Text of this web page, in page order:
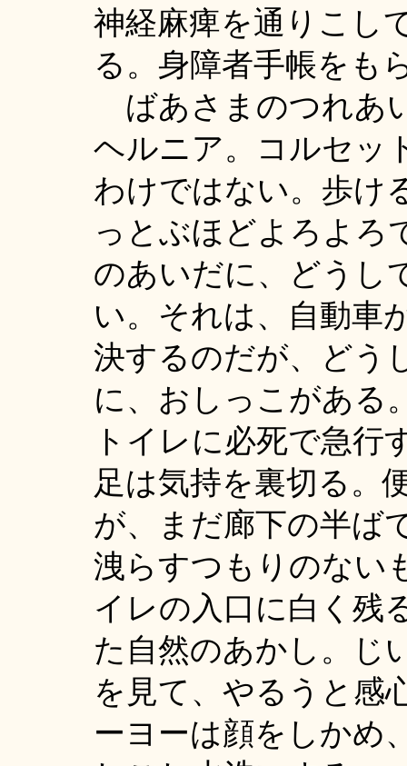
神経麻痺を通りこし
る。身障者手帳をも
ばあさまのつれあ
ヘルニア。コルセッ
わけではない。歩け
っとぶほどよろよろ
のあいだに、どうし
い。それは、自動車
決するのだが、どう
に、おしっこがある
トイレに必死で急行
足は気持を裏切る。
が、まだ廊下の半ば
洩らすつもりのない
イレの入口に白く残
た自然のあかし。じ
を見て、やるうと感
ーヨーは顔をしかめ